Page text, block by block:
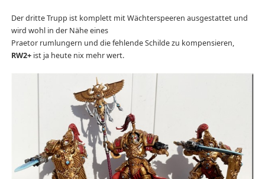
Der dritte Trupp ist komplett mit Wächterspeeren ausgestattet und
wird wohl in der Nähe eines
Praetor rumlungern und die fehlende Schilde zu kompensieren,
RW2+ist ja heute nix mehr wert.